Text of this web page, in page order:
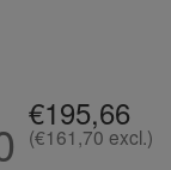
€195,66
(€161,70 excl.)